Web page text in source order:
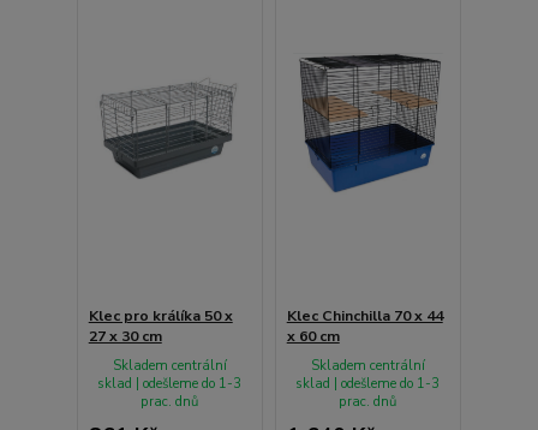
Klec pro králíka 50 x
27 x 30 cm
Skladem centrální
sklad | odešleme do 1-3
prac. dnů
Klec Chinchilla 70 x 44
x 60 cm
Skladem centrální
sklad | odešleme do 1-3
prac. dnů